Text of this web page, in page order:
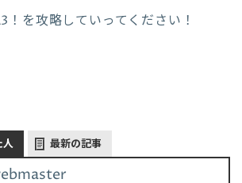
！を攻略していってください！
人 最新の記事